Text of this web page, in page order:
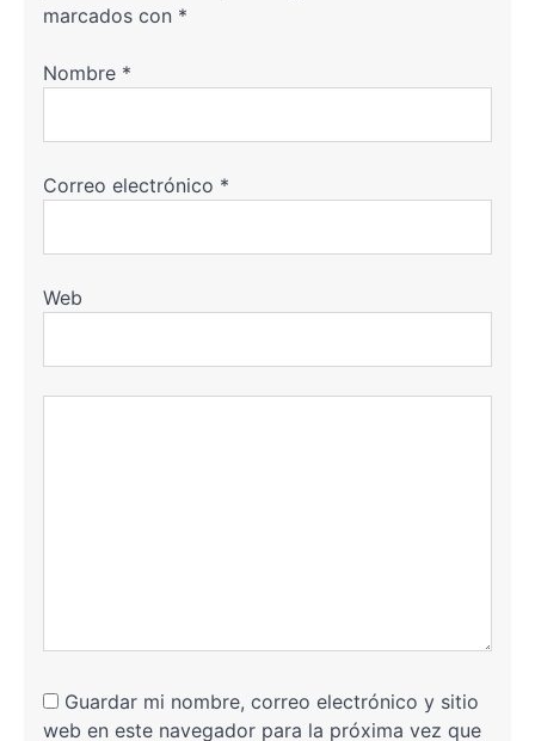
marcados con *
Nombre *
Correo electrónico *
Web
Guardar mi nombre, correo electrónico y sitio
web en este navegador para la próxima vez que